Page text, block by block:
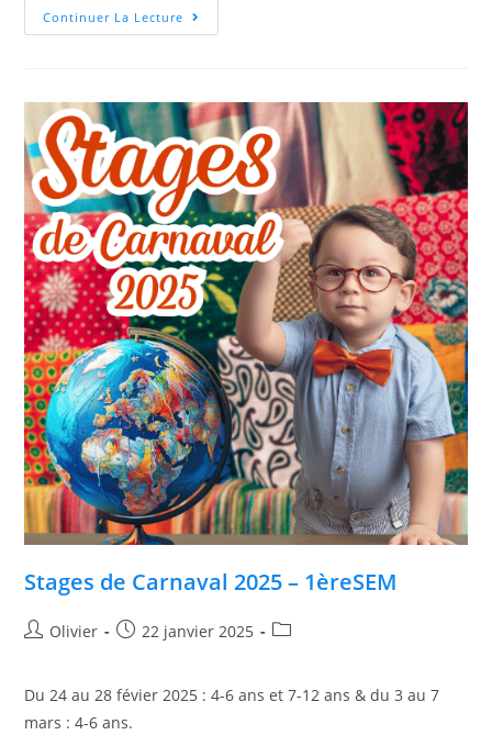
Continuer La Lecture
Stages de Carnaval 2025 – 1èreSEM
Olivier 22 janvier 2025
Du 24 au 28 févier 2025 : 4-6 ans et 7-12 ans & du 3 au 7
mars : 4-6 ans.